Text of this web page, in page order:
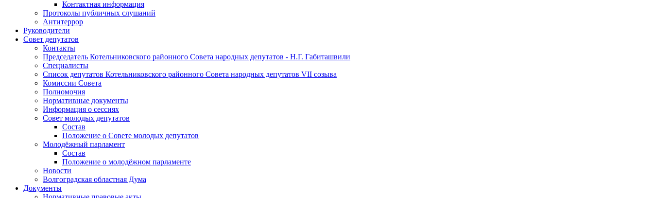
Контактная информация
Протоколы публичных слушаний
Антитеррор
Руководители
Совет депутатов
Контакты
Председатель Котельниковского районного Совета народных депутатов - Н.Г. Габиташвили
Специалисты
Список депутатов Котельниковского районного Совета народных депутатов VII созыва
Комиссии Совета
Полномочия
Нормативные документы
Информация о сессиях
Совет молодых депутатов
Состав
Положение о Совете молодых депутатов
Молодёжный парламент
Состав
Положение о молодёжном парламенте
Новости
Волгоградская областная Дума
Документы